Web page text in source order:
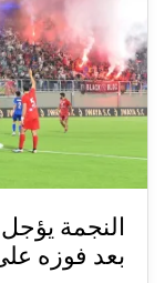
النجمة
بعد فوزه